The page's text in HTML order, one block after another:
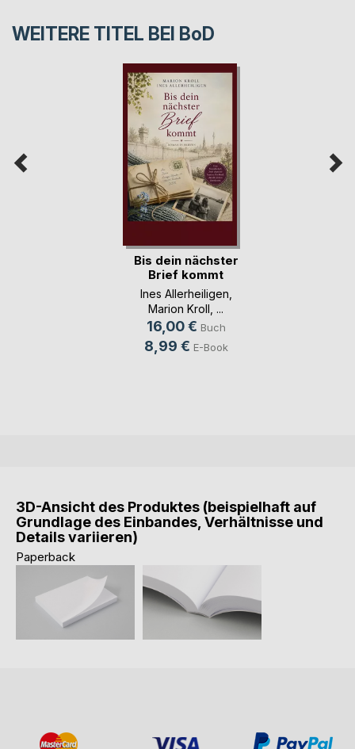
WEITERE TITEL BEI BoD
Bis dein nächster
Brief kommt
Ines Allerheiligen,
Marion Kroll, ...
16,00 € Buch
8,99 € E-Book
3D-Ansicht des Produktes (beispielhaft auf
Grundlage des Einbandes, Verhältnisse und
Details variieren)
Paperback